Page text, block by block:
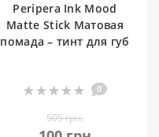
Peripera Ink Mood
Matte Stick Матовая
помада – тинт для губ
0
505 грн.